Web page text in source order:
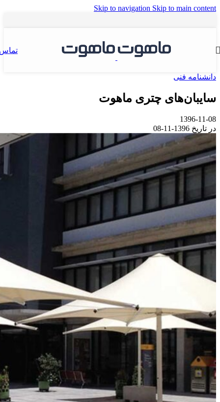
Skip to navigation Skip to main content
دانشنامه فنی
سایبان‌های چتری ماهوت
1396-11-08
در تاریخ 1396-11-08